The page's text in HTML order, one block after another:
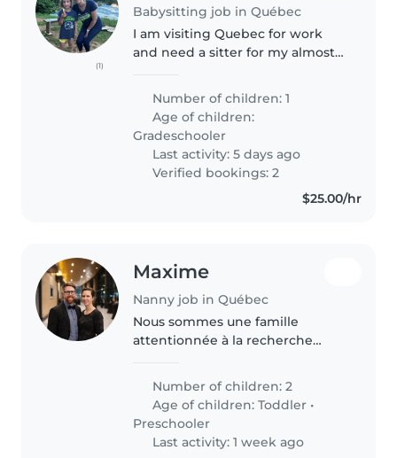
(1)
Babysitting job in Québec
I am visiting Quebec for work
and need a sitter for my almost
curious, and easy-going. She will
be happy for someone to play
with her and take her..
Number of children: 1
Age of children:
Gradeschooler
Last activity: 5 days ago
Verified bookings: 2
$25.00/hr
Maxime
Nanny job in Québec
Nous sommes une famille
attentionnée à la recherche
jeunes enfants (trois ans et un
an). Le mandat est
principalement quelques soirs..
Number of children: 2
Age of children:Toddler •
Preschooler
Last activity: 1 week ago